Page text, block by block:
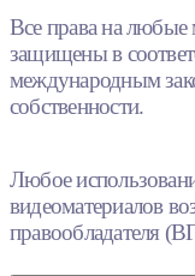
Все права на любые
защищены в
международным
собственности.
Любое
видеоматериалов
правообладателя